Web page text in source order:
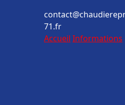
71.fr
Accueil Informations